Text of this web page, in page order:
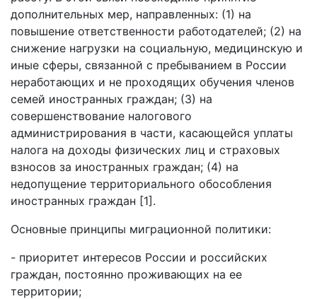
дополнительных мер, направленных: (1) на
повышение ответственности работодателей; (2) на
снижение нагрузки на социальную, медицинскую и
иные сферы, связанной с пребыванием в России
неработающих и не проходящих обучения членов
семей иностранных граждан; (3) на
совершенствование налогового
администрирования в части, касающейся уплаты
налога на доходы физических лиц и страховых
взносов за иностранных граждан; (4) на
недопущение территориального обособления
иностранных граждан [1].
Основные принципы миграционной политики:
- приоритет интересов России и российских
граждан, постоянно проживающих на ее
территории;